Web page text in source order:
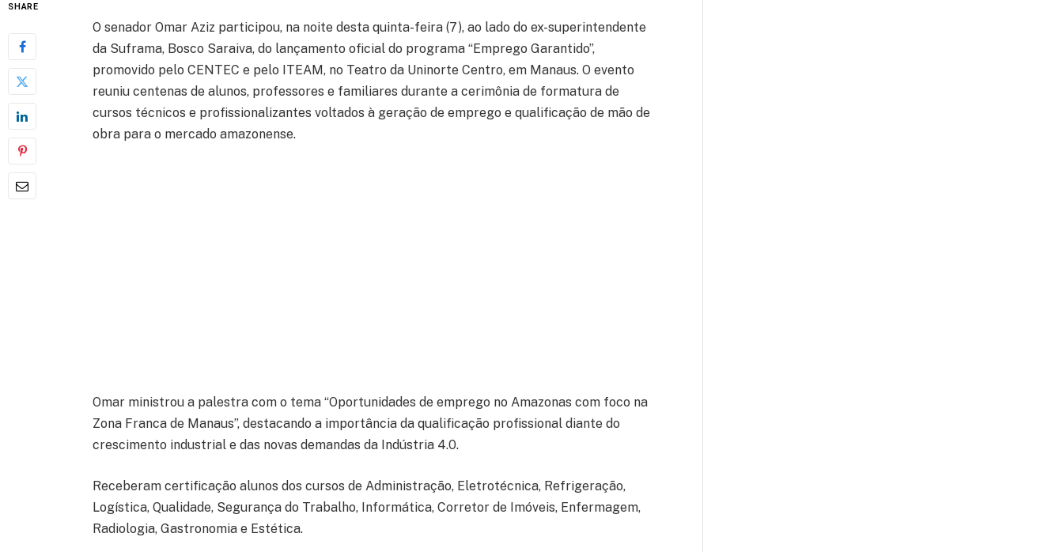
SHARE
O senador Omar Aziz participou, na noite desta quinta-feira (7), ao lado do ex-superintendente
da Suframa, Bosco Saraiva, do lançamento oficial do programa “Emprego Garantido”,
promovido pelo CENTEC e pelo ITEAM, no Teatro da Uninorte Centro, em Manaus. O evento
reuniu centenas de alunos, professores e familiares durante a cerimônia de formatura de
cursos técnicos e profissionalizantes voltados à geração de emprego e qualificação de mão de
obra para o mercado amazonense.
Omar ministrou a palestra com o tema “Oportunidades de emprego no Amazonas com foco na
Zona Franca de Manaus”, destacando a importância da qualificação profissional diante do
crescimento industrial e das novas demandas da Indústria 4.0.
Receberam certificação alunos dos cursos de Administração, Eletrotécnica, Refrigeração,
Logística, Qualidade, Segurança do Trabalho, Informática, Corretor de Imóveis, Enfermagem,
Radiologia, Gastronomia e Estética.